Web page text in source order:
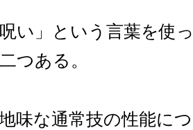
い」という言葉を使
つある。
味な通常技の性能に